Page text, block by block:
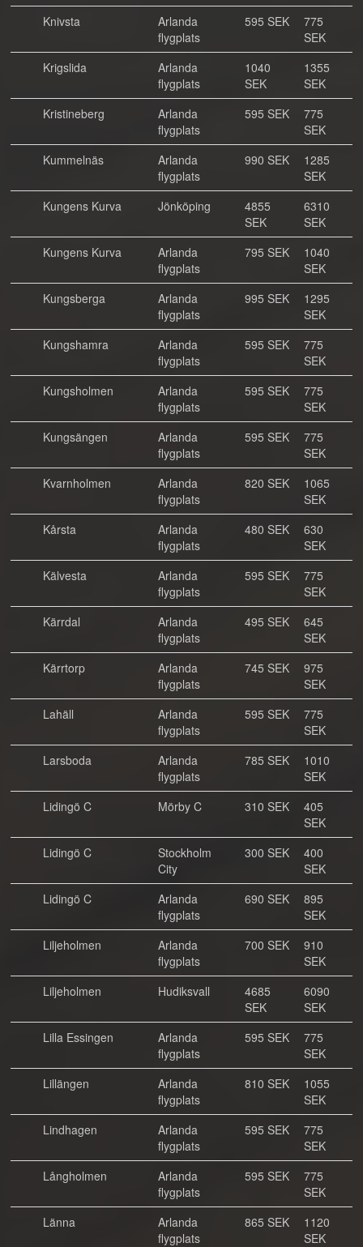
Knivsta
Arlanda
flygplats
595 SEK
775
SEK
Krigslida
Arlanda
flygplats
1040
SEK
1355
SEK
Kristineberg
Arlanda
flygplats
595 SEK
775
SEK
Kummelnäs
Arlanda
flygplats
990 SEK
1285
SEK
Kungens Kurva
Jönköping
4855
SEK
6310
SEK
Kungens Kurva
Arlanda
flygplats
795 SEK
1040
SEK
Kungsberga
Arlanda
flygplats
995 SEK
1295
SEK
Kungshamra
Arlanda
flygplats
595 SEK
775
SEK
Kungsholmen
Arlanda
flygplats
595 SEK
775
SEK
Kungsängen
Arlanda
flygplats
595 SEK
775
SEK
Kvarnholmen
Arlanda
flygplats
820 SEK
1065
SEK
Kårsta
Arlanda
flygplats
480 SEK
630
SEK
Kälvesta
Arlanda
flygplats
595 SEK
775
SEK
Kärrdal
Arlanda
flygplats
495 SEK
645
SEK
Kärrtorp
Arlanda
flygplats
745 SEK
975
SEK
Lahäll
Arlanda
flygplats
595 SEK
775
SEK
Larsboda
Arlanda
flygplats
785 SEK
1010
SEK
Lidingö C
Mörby C 310 SEK
405
SEK
Lidingö C
Stockholm
City
300 SEK
400
SEK
Lidingö C
Arlanda
flygplats
690 SEK
895
SEK
Liljeholmen
Arlanda
flygplats
700 SEK
910
SEK
Liljeholmen
Hudiksvall
4685
SEK
6090
SEK
Lilla Essingen
Arlanda
flygplats
595 SEK
775
SEK
Lillängen
Arlanda
flygplats
810 SEK
1055
SEK
Lindhagen
Arlanda
flygplats
595 SEK
775
SEK
Långholmen
Arlanda
flygplats
595 SEK
775
SEK
Länna
Arlanda
flygplats
865 SEK
1120
SEK